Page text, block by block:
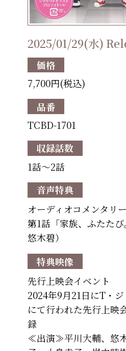
2025/01/29(水)
価格
7,700円(税込)
品番
TCBD-1701
収録話数
1話～2話
音声特典
オーディオコメンタリー
第1話「家族、ふたたび
悠木碧）
特典映像
先行上映会イベント
2024年9月21日にT・
にて行われた先行上映
録
≪出演≫平川大輔、悠